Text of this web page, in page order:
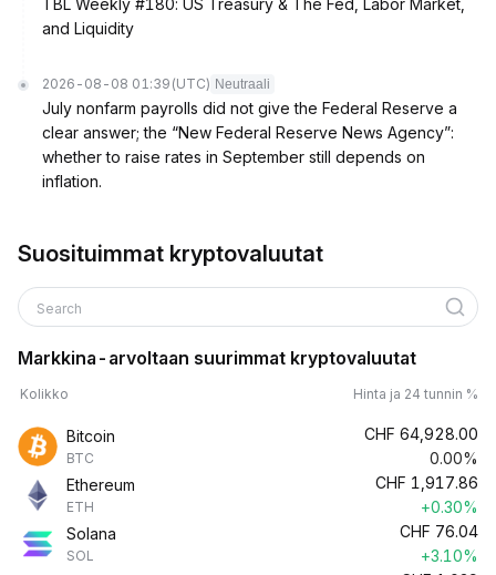
TBL Weekly #180: US Treasury & The Fed, Labor Market,
and Liquidity
2026-08-08 01:39 (UTC) Neutraali
July nonfarm payrolls did not give the Federal Reserve a
clear answer; the “New Federal Reserve News Agency”:
whether to raise rates in September still depends on
inflation.
Suosituimmat kryptovaluutat
Search
Markkina-arvoltaan suurimmat kryptovaluutat
Kolikko Hinta ja 24 tunnin %
Bitcoin
BTC
CHF 64,928.00
0.00%
Ethereum
ETH
CHF 1,917.86
+0.30%
Solana
SOL
CHF 76.04
+3.10%